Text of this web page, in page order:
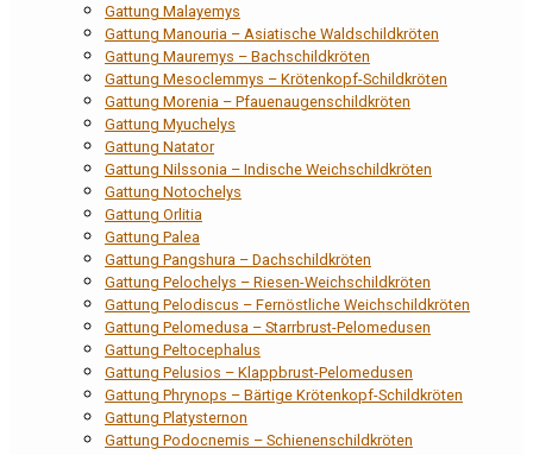
Gattung Malayemys
Gattung Manouria – Asiatische Waldschildkröten
Gattung Mauremys – Bachschildkröten
Gattung Mesoclemmys – Krötenkopf-Schildkröten
Gattung Morenia – Pfauenaugenschildkröten
Gattung Myuchelys
Gattung Natator
Gattung Nilssonia – Indische Weichschildkröten
Gattung Notochelys
Gattung Orlitia
Gattung Palea
Gattung Pangshura – Dachschildkröten
Gattung Pelochelys – Riesen-Weichschildkröten
Gattung Pelodiscus – Fernöstliche Weichschildkröten
Gattung Pelomedusa – Starrbrust-Pelomedusen
Gattung Peltocephalus
Gattung Pelusios – Klappbrust-Pelomedusen
Gattung Phrynops – Bärtige Krötenkopf-Schildkröten
Gattung Platysternon
Gattung Podocnemis – Schienenschildkröten